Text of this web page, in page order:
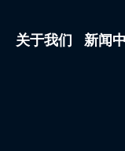
关于我们 新闻